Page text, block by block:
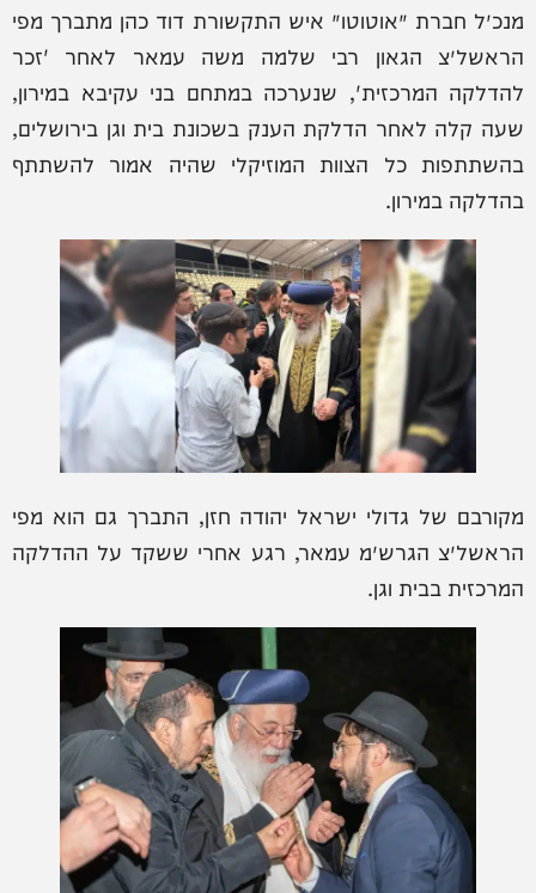
מנכ״ל חברת ׳אוטוטו׳ איש התקשורת דוד כהן מתברך מפי
הראשל״צ הגאון רבי שלמה משה עמאר לאחר 'זכר
להדלקה המרכזית', שנערכה במתחם בני עקיבא במירון,
שעה קלה לאחר הדלקת הענק בשכונת בית וגן בירושלים,
בהשתתפות כל הצוות המוזיקלי שהיה אמור להשתתף
בהדלקה במירון.
מקורבם של גדולי ישראל יהודה חזן, התברך גם הוא מפי
הראשל״צ הגרש״מ עמאר, רגע אחרי ששקד על ההדלקה
המרכזית בבית וגן.